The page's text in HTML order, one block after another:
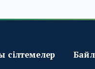
сілтемелер